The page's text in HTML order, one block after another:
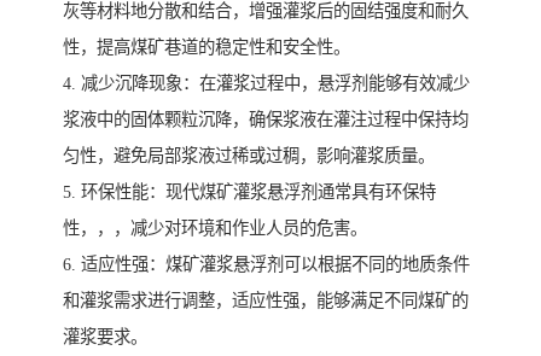
灰等材料地分散和结合，增强灌浆后的固结强度和耐久
性，提高煤矿巷道的稳定性和安全性。
4. 减少沉降现象：在灌浆过程中，悬浮剂能够有效减少
浆液中的固体颗粒沉降，确保浆液在灌注过程中保持均
匀性，避免局部浆液过稀或过稠，影响灌浆质量。
5. 环保性能：现代煤矿灌浆悬浮剂通常具有环保特
性，，，减少对环境和作业人员的危害。
6. 适应性强：煤矿灌浆悬浮剂可以根据不同的地质条件
和灌浆需求进行调整，适应性强，能够满足不同煤矿的
灌浆要求。